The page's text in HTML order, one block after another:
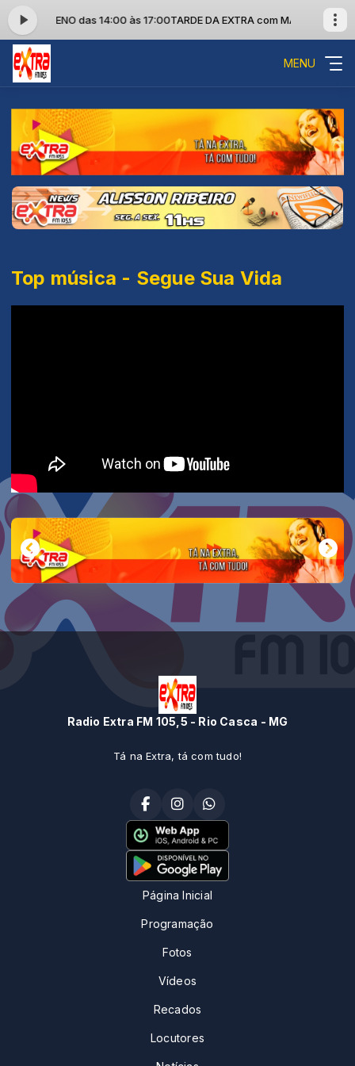
HELENO das 14:00 às 17:00TARDE DA EXTRA com MARCIO
MENU
Top música - Segue Sua Vida
Radio Extra FM 105,5 - Rio Casca - MG
Tá na Extra, tá com tudo!
Página Inicial
Programação
Fotos
Vídeos
Recados
Locutores